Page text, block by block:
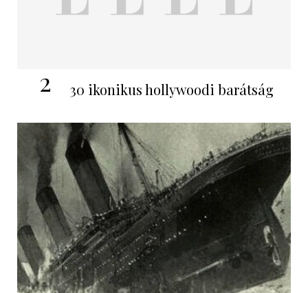
2 30 ikonikus hollywoodi barátság